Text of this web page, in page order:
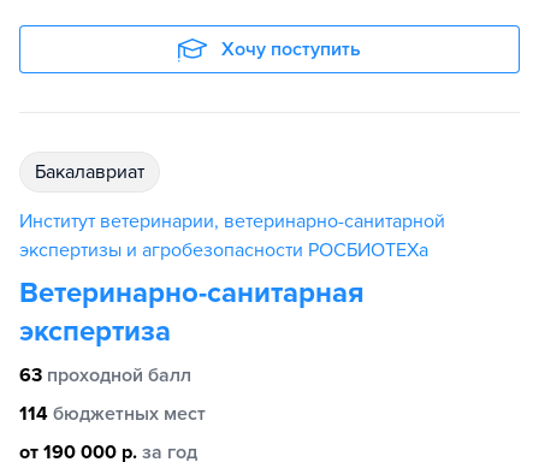
Хочу поступить
бакалавриат
Институт ветеринарии, ветеринарно-санитарной
экспертизы и агробезопасности РОСБИОТЕХа
Ветеринарно-санитарная
экспертиза
63 проходной балл
114 бюджетных мест
от 190 000 р. за год